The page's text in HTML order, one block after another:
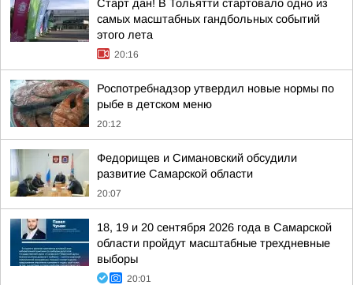
Старт дан! В Тольятти стартовало одно из
самых масштабных гандбольных событий
этого лета
20:16
Роспотребнадзор утвердил новые нормы по
рыбе в детском меню
20:12
Федорищев и Симановский обсудили
развитие Самарской области
20:07
18, 19 и 20 сентября 2026 года в Самарской
области пройдут масштабные трехдневные
выборы
20:01